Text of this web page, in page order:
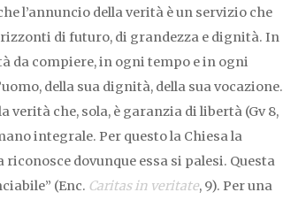
l’annuncio della verità è un servizio che
di futuro, di grandezza e dignità. In
da compiere, in ogni tempo e in ogni
della sua dignità, della sua vocazione.
verità che, sola, è garanzia di libertà (Gv 8,
integrale. Per questo la Chiesa la
dovunque essa si palesi. Questa
(Enc. Caritas in veritate, 9). Per una